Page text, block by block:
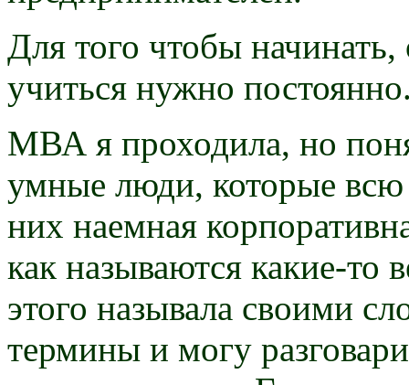
Для того чтобы
учиться нужно
МВА я проходила, но
умные люди, которые
них наемная
как называются какие-то
этого называла своими
термины и могу